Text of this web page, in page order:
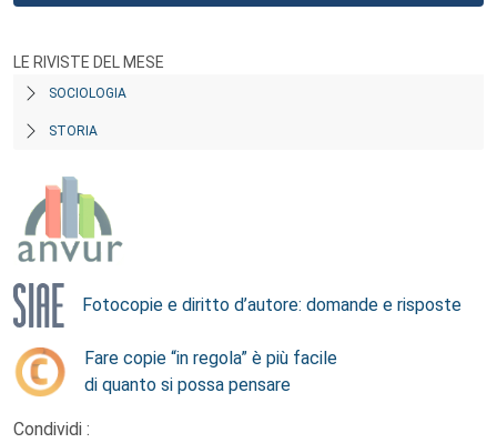
LE RIVISTE DEL MESE
SOCIOLOGIA
STORIA
Fotocopie e diritto d’autore: domande e risposte
Fare copie “in regola” è più facile
di quanto si possa pensare
Condividi :